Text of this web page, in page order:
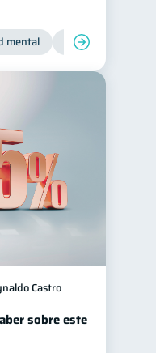
4
mental Inclusión
Castro
sobre este